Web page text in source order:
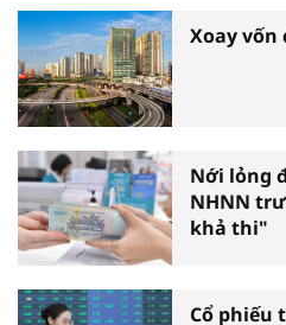
Xoay
Nới lỏng
NHNN
khả thi"
Cổ phiếu